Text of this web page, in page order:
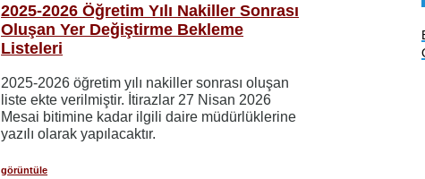
2025-2026 Öğretim Yılı Nakiller Sonrası
Oluşan Yer Değiştirme Bekleme
Listeleri
2025-2026 öğretim yılı nakiller sonrası oluşan
liste ekte verilmiştir. İtirazlar 27 Nisan 2026
Mesai bitimine kadar ilgili daire müdürlüklerine
yazılı olarak yapılacaktır.
görüntüle